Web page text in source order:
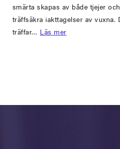
smärta skapas av både tjejer
träffsäkra iakttagelser av vuxna.
träffar… Läs mer